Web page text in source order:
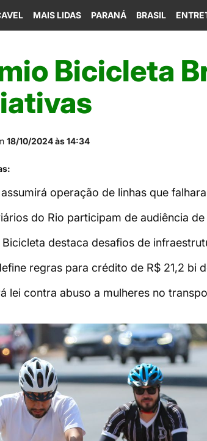
MAIS LIDAS PARANÁ BRASIL
Bicicleta
18/10/2024 às 14:34
operação de linhas que
do Rio participam de audiência
Bicicleta destaca desafios de
regras para crédito de R$ 21,2 bi
lei contra abuso a mulheres no